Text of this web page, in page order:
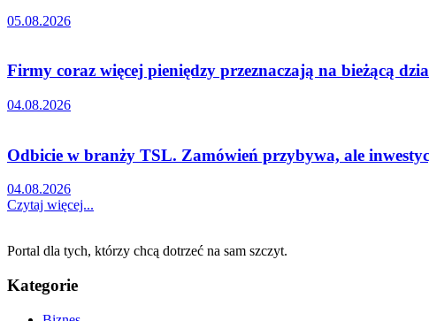
05.08.2026
Firmy coraz więcej pieniędzy przeznaczają na bieżącą
04.08.2026
Odbicie w branży TSL. Zamówień przybywa, ale
04.08.2026
Czytaj więcej...
Portal dla tych, którzy chcą dotrzeć na sam szczyt.
Kategorie